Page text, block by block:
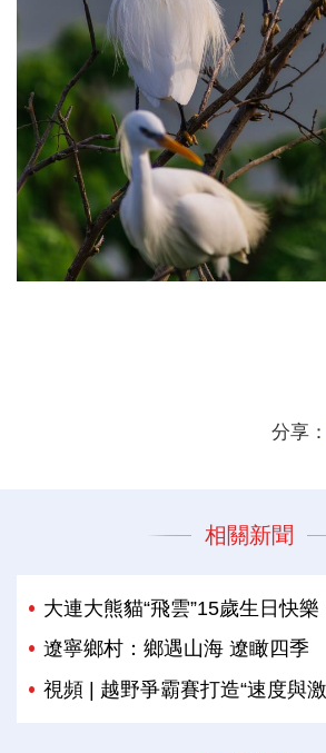
分享：
相關新聞
大連大熊貓“飛雲”15歲生日快樂
遼寧鄉村：鄉遇山海 遼瞰四季
視頻 | 越野爭霸賽打造“速度與